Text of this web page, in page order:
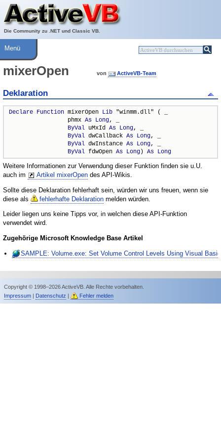
Die Community zu .NET und Classic VB.
Über ActiveVB
Hilfe
Menü
mixerOpen von ActiveVB-Team
Deklaration
Declare Function mixerOpen Lib "winmm.dll" ( _
                 phmx
As Long, _
ByVal uMxId As Long, _
ByVal dwCallback As Long, _
ByVal dwInstance As Long, _
ByVal fdwOpen As Long) As Long
Weitere Informationen zur Verwendung dieser Funktion finden sie u.U.
auch im
Artikel mixerOpen des API-Wikis.
Sollte diese Deklaration fehlerhaft sein, würden wir uns freuen, wenn sie
diese als
fehlerhafte Deklaration melden würden.
Leider liegen uns keine Tipps vor, in welchen diese API-Funktion
verwendet wird.
Zugehörige Microsoft Knowledge Base Artikel
SAMPLE: Volume.exe: Set Volume Control Levels Using Visual Basic
Copyright © 1998–2026 ActiveVB. Alle Rechte vorbehalten.
Impressum| Datenschutz | Fehler melden